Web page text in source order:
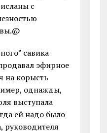
с
савика
эфирное
на корысть
однажды,
выступала
ей надо было
руководителя